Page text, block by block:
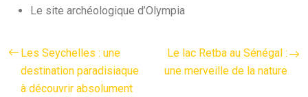
Le site archéologique d’Olympia
Les Seychelles : une
destination paradisiaque
à découvrir absolument
Le lac Retba au Sénégal :
une merveille de la nature